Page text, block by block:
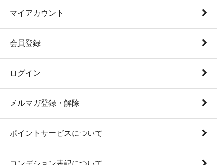
マイアカウント
会員登録
ログイン
メルマガ登録・解除
ポイントサービスについて